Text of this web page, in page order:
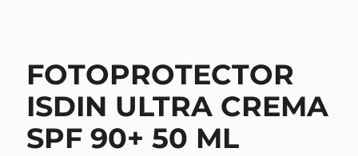
FOTOPROTECTOR
ISDIN ULTRA CREMA
SPF 90+ 50 ML